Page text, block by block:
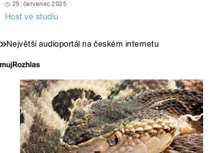
25. červenec 2025
Host ve studiu
Největší audioportál na českém internetu